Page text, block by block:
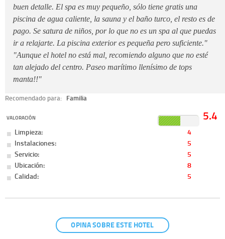
buen detalle. El spa es muy pequeño, sólo tiene gratis una
piscina de agua caliente, la sauna y el baño turco, el resto es de
pago. Se satura de niños, por lo que no es un spa al que puedas
ir a relajarte. La piscina exterior es pequeña pero suficiente."
"Aunque el hotel no está mal, recomiendo alguno que no esté
tan alejado del centro. Paseo marítimo llenísimo de tops
manta!!"
Recomendado para: Familia
VALORACIÓN 5.4
Limpieza:
4
Instalaciones:
5
Servicio:
5
Ubicación:
8
Calidad:
5
OPINA SOBRE ESTE HOTEL